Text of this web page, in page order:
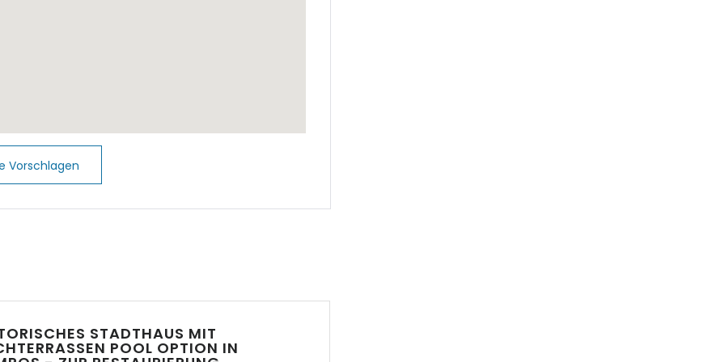
Vorschlagen
STADTHAUS MIT
POOL OPTION IN